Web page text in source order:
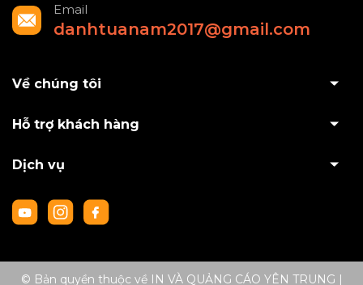
Email
danhtuanam2017@gmail.com
Về chúng tôi
Hỗ trợ khách hàng
Dịch vụ
© Bản quyền thuộc về IN VÀ QUẢNG CÁO YÊN TRUNG |